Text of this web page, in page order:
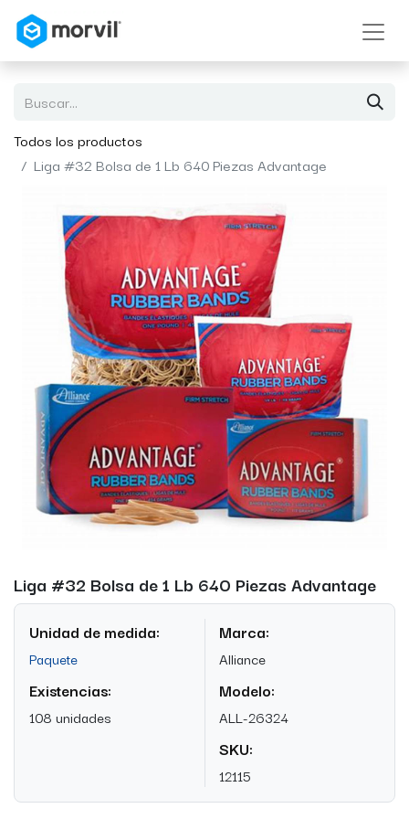
Todos los productos
Liga #32 Bolsa de 1 Lb 640 Piezas Advantage
Liga #32 Bolsa de 1 Lb 640 Piezas Advantage
Unidad de medida:
Paquete
Existencias:
108 unidades
Marca:
Alliance
Modelo:
ALL-26324
SKU:
12115